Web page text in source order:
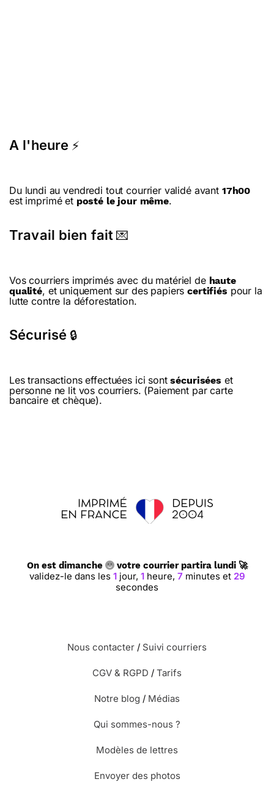
A l'heure ⚡
Du lundi au vendredi tout courrier validé avant 17h00
est imprimé et posté le jour même.
Travail bien fait 💌
Vos courriers imprimés avec du matériel de haute
qualité, et uniquement sur des papierscertifiés pour la
lutte contre la déforestation.
Sécurisé 🔒
Les transactions effectuées ici sontsécurisées et
personne ne lit vos courriers. (Paiement par carte
bancaire et chèque).
On est dimanche votre courrier partira lundi 🚀
validez-le dans les 1jour, 1heure, 7 minutes et 28
secondes
Nous contacter / Suivi courriers
CGV & RGPD / Tarifs
Notre blog / Médias
Qui sommes-nous ?
Modèles de lettres
Envoyer des photos